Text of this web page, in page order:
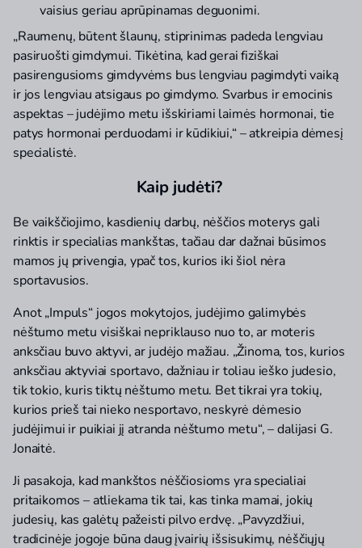
vaisius geriau aprūpinamas deguonimi.
„Raumenų, būtent šlaunų, stiprinimas padeda lengviau
pasiruošti gimdymui. Tikėtina, kad gerai fiziškai
pasirengusioms gimdyvėms bus lengviau pagimdyti vaiką
ir jos lengviau atsigaus po gimdymo. Svarbus ir emocinis
aspektas – judėjimo metu išskiriami laimės hormonai, tie
patys hormonai perduodami ir kūdikiui,“ – atkreipia dėmesį
specialistė.
Kaip judėti?
Be vaikščiojimo, kasdienių darbų, nėščios moterys gali
rinktis ir specialias mankštas, tačiau dar dažnai būsimos
mamos jų privengia, ypač tos, kurios iki šiol nėra
sportavusios.
Anot „Impuls“ jogos mokytojos, judėjimo galimybės
nėštumo metu visiškai nepriklauso nuo to, ar moteris
anksčiau buvo aktyvi, ar judėjo mažiau. „Žinoma, tos, kurios
anksčiau aktyviai sportavo, dažniau ir toliau ieško judesio,
tik tokio, kuris tiktų nėštumo metu. Bet tikrai yra tokių,
kurios prieš tai nieko nesportavo, neskyrė dėmesio
judėjimui ir puikiai jį atranda nėštumo metu“, – dalijasi G.
Jonaitė.
Ji pasakoja, kad mankštos nėščiosioms yra specialiai
pritaikomos – atliekama tik tai, kas tinka mamai, jokių
judesių, kas galėtų pažeisti pilvo erdvę. „Pavyzdžiui,
tradicinėje jogoje būna daug įvairių išsisukimų, nėščiųjų